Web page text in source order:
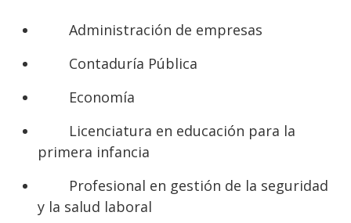
Administración de empresas
Contaduría Pública
Economía
Licenciatura en educación para la
primera infancia
Profesional en gestión de la seguridad
y la salud laboral